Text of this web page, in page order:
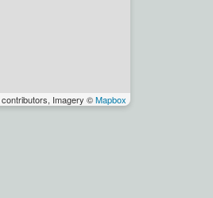
contributors, Imagery ©Mapbox